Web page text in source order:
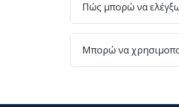
Πώς μπορώ να
Μπορώ να